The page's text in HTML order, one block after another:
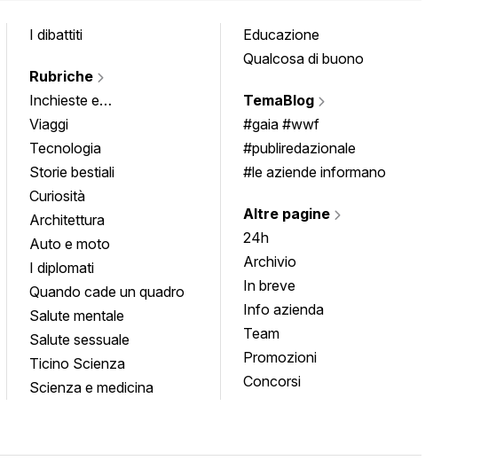
I dibattiti
Rubriche
Inchieste e
approfondimenti
Viaggi
Tecnologia
Storie bestiali
Curiosità
Architettura
Auto e moto
I diplomati
Quando cade un quadro
Salute mentale
Salute sessuale
Ticino Scienza
Scienza e medicina
Educazione
Qualcosa di buono
TemaBlog
#gaia #wwf
#publiredazionale
#le aziende informano
Altre pagine
24h
Archivio
In breve
Info azienda
Team
Promozioni
Concorsi